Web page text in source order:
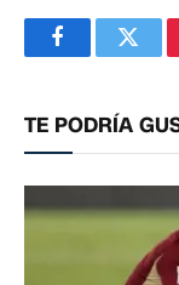
Facebook
TE PODRÍA